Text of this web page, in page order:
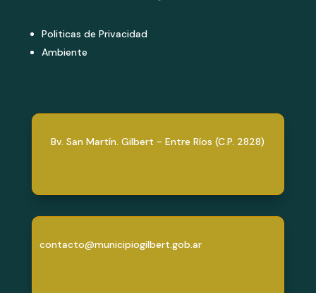
Politicas de Privacidad
Ambiente
Bv. San Martín. Gilbert - Entre Ríos (C.P. 2828)
contacto@municipiogilbert.gob.ar